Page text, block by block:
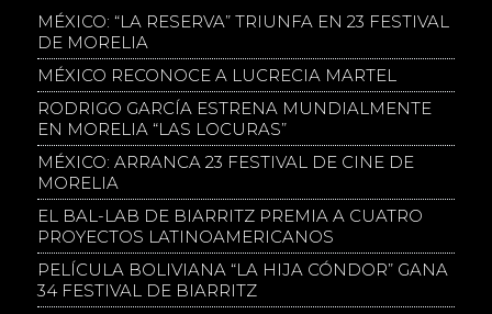
MÉXICO: “LA RESERVA” TRIUNFA EN 23 FESTIVAL
DE MORELIA
MÉXICO RECONOCE A LUCRECIA MARTEL
RODRIGO GARCÍA ESTRENA MUNDIALMENTE
EN MORELIA “LAS LOCURAS”
MÉXICO: ARRANCA 23 FESTIVAL DE CINE DE
MORELIA
EL BAL-LAB DE BIARRITZ PREMIA A CUATRO
PROYECTOS LATINOAMERICANOS
PELÍCULA BOLIVIANA “LA HIJA CÓNDOR” GANA
34 FESTIVAL DE BIARRITZ